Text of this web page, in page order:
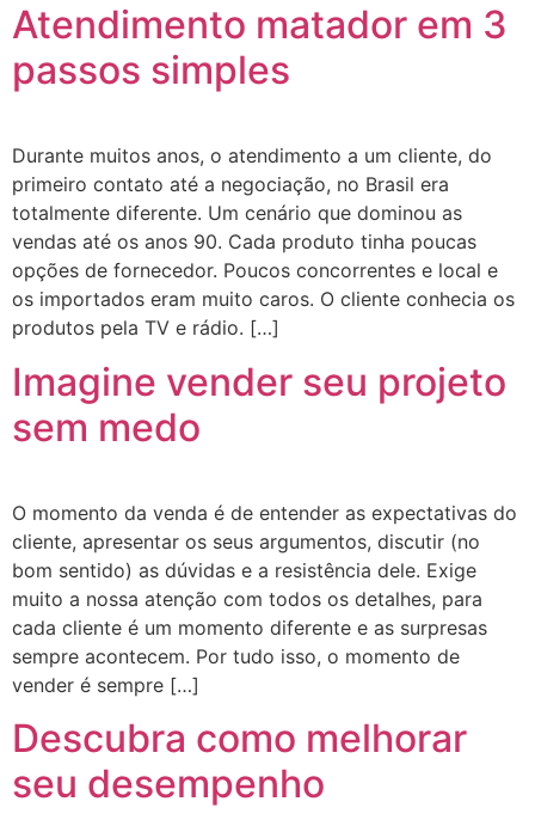
Atendimento matador em 3
passos simples
Durante muitos anos, o atendimento a um cliente, do
primeiro contato até a negociação, no Brasil era
totalmente diferente. Um cenário que dominou as
vendas até os anos 90. Cada produto tinha poucas
opções de fornecedor. Poucos concorrentes e local e
os importados eram muito caros. O cliente conhecia os
produtos pela TV e rádio. […]
Imagine vender seu projeto
sem medo
O momento da venda é de entender as expectativas do
cliente, apresentar os seus argumentos, discutir (no
bom sentido) as dúvidas e a resistência dele. Exige
muito a nossa atenção com todos os detalhes, para
cada cliente é um momento diferente e as surpresas
sempre acontecem. Por tudo isso, o momento de
vender é sempre […]
Descubra como melhorar
seu desempenho